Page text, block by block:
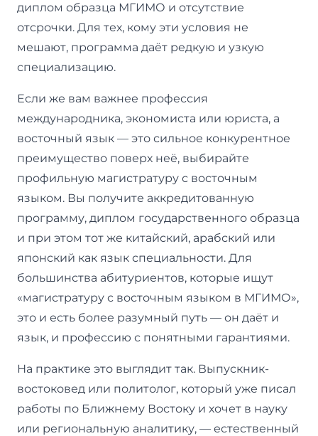
диплом образца МГИМО и отсутствие
отсрочки. Для тех, кому эти условия не
мешают, программа даёт редкую и узкую
специализацию.
Если же вам важнее профессия
международника, экономиста или юриста, а
восточный язык — это сильное конкурентное
преимущество поверх неё, выбирайте
профильную магистратуру с восточным
языком. Вы получите аккредитованную
программу, диплом государственного образца
и при этом тот же китайский, арабский или
японский как язык специальности. Для
большинства абитуриентов, которые ищут
«магистратуру с восточным языком в МГИМО»,
это и есть более разумный путь — он даёт и
язык, и профессию с понятными гарантиями.
На практике это выглядит так. Выпускник-
востоковед или политолог, который уже писал
работы по Ближнему Востоку и хочет в науку
или региональную аналитику, — естественный